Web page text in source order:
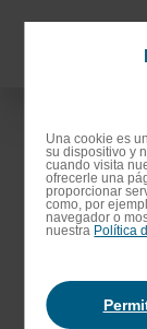
Una cookie es
su dispositivo y
cuando visita
ofrecerle una
proporcionar
como, por
navegador o
nuestra Política